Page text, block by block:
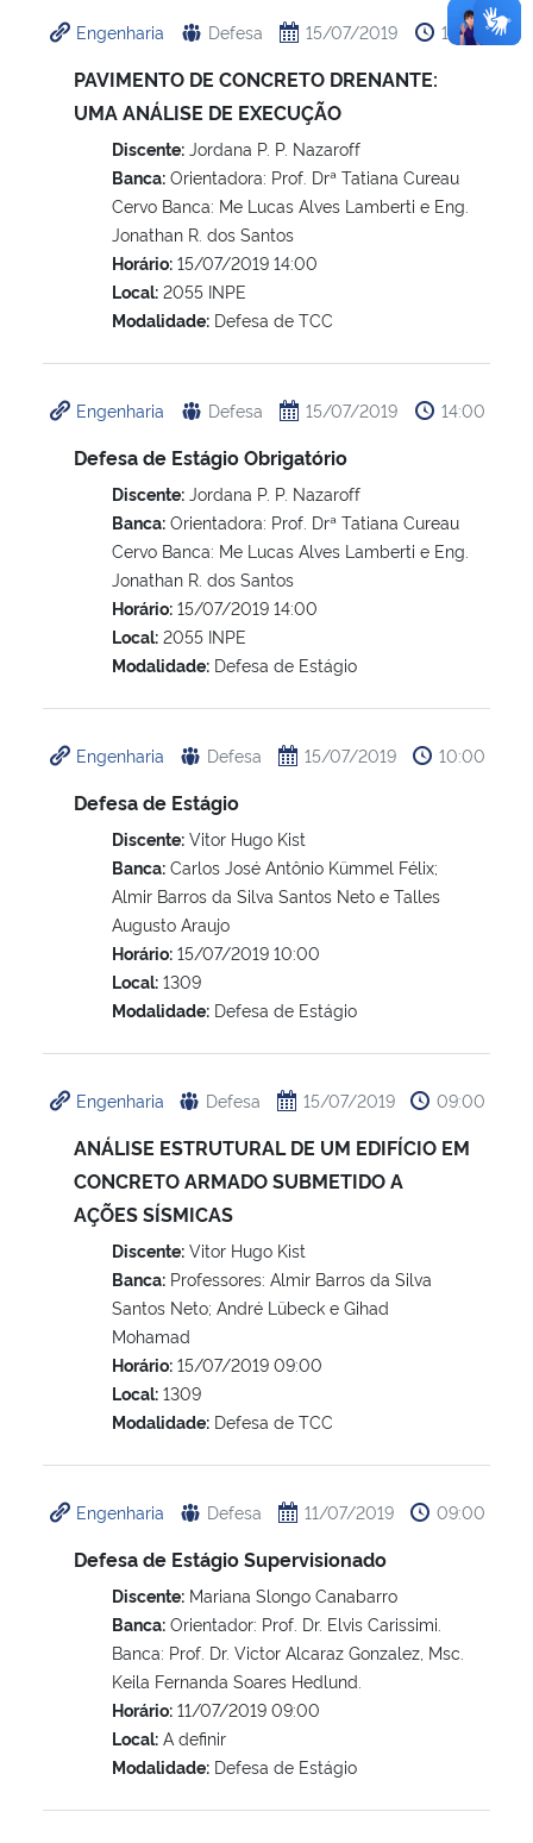
Engenharia Defesa 15/07/2019 14:00
PAVIMENTO DE CONCRETO DRENANTE:
UMA ANÁLISE DE EXECUÇÃO
Discente: Jordana P. P. Nazaroff
Banca: Orientadora: Prof. Drª Tatiana Cureau
Cervo Banca: Me Lucas Alves Lamberti e Eng.
Jonathan R. dos Santos
Horário: 15/07/2019 14:00
Local: 2055 INPE
Modalidade: Defesa de TCC
Engenharia Defesa 15/07/2019 14:00
Defesa de Estágio Obrigatório
Discente: Jordana P. P. Nazaroff
Banca: Orientadora: Prof. Drª Tatiana Cureau
Cervo Banca: Me Lucas Alves Lamberti e Eng.
Jonathan R. dos Santos
Horário: 15/07/2019 14:00
Local: 2055 INPE
Modalidade: Defesa de Estágio
Engenharia Defesa 15/07/2019 10:00
Defesa de Estágio
Discente: Vitor Hugo Kist
Banca: Carlos José Antônio Kümmel Félix;
Almir Barros da Silva Santos Neto e Talles
Augusto Araujo
Horário: 15/07/2019 10:00
Local: 1309
Modalidade: Defesa de Estágio
Engenharia Defesa 15/07/2019 09:00
ANÁLISE ESTRUTURAL DE UM EDIFÍCIO EM
CONCRETO ARMADO SUBMETIDO A
AÇÕES SÍSMICAS
Discente: Vitor Hugo Kist
Banca: Professores: Almir Barros da Silva
Santos Neto; André Lübeck e Gihad
Mohamad
Horário: 15/07/2019 09:00
Local: 1309
Modalidade: Defesa de TCC
Engenharia Defesa 11/07/2019 09:00
Defesa de Estágio Supervisionado
Discente: Mariana Slongo Canabarro
Banca: Orientador: Prof. Dr. Elvis Carissimi.
Banca: Prof. Dr. Victor Alcaraz Gonzalez, Msc.
Keila Fernanda Soares Hedlund.
Horário: 11/07/2019 09:00
Local: A definir
Modalidade: Defesa de Estágio